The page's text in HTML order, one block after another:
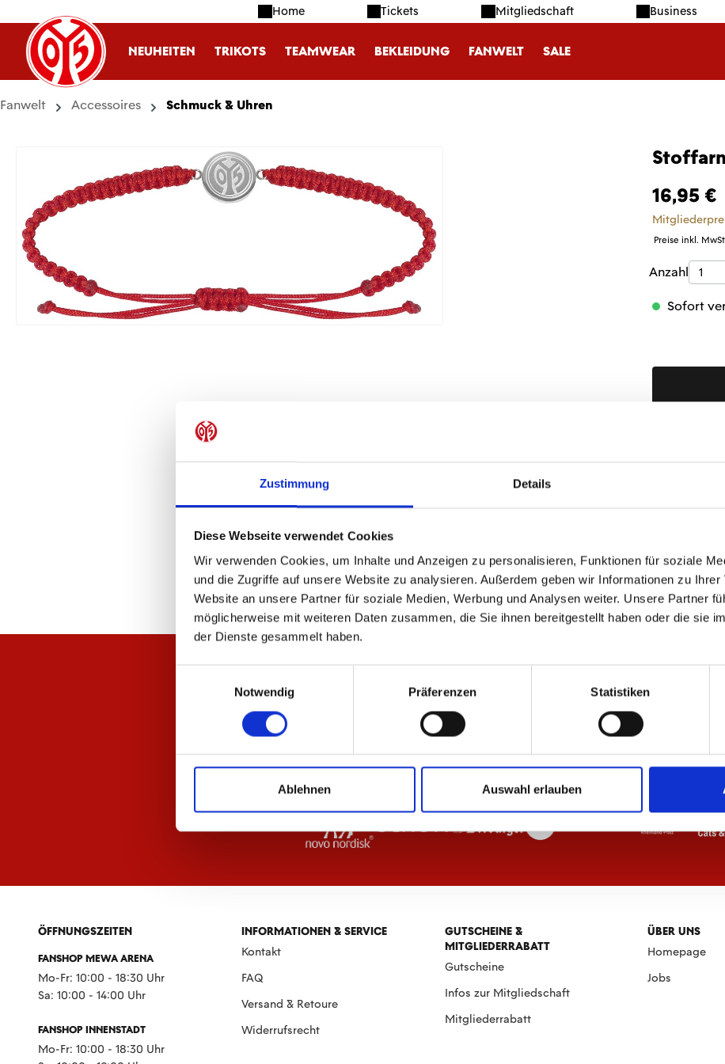
Zustimmung Details
Diese Webseite verwendet Cookies
Wir verwenden Cookies, um Inhalte und Anzeigen zu personalisieren, Funktionen für soziale
und die Zugriffe auf unsere Website zu analysieren. Außerdem geben wir Informationen zu Ihrer
Website an unsere Partner für soziale Medien, Werbung und Analysen weiter. Unsere Partner
möglicherweise mit weiteren Daten zusammen, die Sie ihnen bereitgestellt haben oder die sie
der Dienste gesammelt haben.
Notwendig
Präferenzen Statistiken
Ablehnen Auswahl erlauben
Hauptinhalt springen
Zur Suche springen
Zur Hauptnavigation springen Home Tickets Mitgliedschaft Business
NEUHEITEN TRIKOTS TEAMWEAR BEKLEIDUNG FANWELT SALE
Fanwelt Accessoires Schmuck & Uhren
16,95 €
Preise inkl.
Produkt
Anzahl
Sofort
ÖFFNUNGSZEITEN
FANSHOP MEWA ARENA
Mo-Fr: 10:00 - 18:30 Uhr
Sa: 10:00 - 14:00 Uhr
FANSHOP INNENSTADT
Mo-Fr: 10:00 - 18:30 Uhr
INFORMATIONEN & SERVICE
Kontakt
FAQ
Versand & Retoure
Widerrufsrecht
GUTSCHEINE &
MITGLIEDERRABATT
Gutscheine
Infos zur Mitgliedschaft
Mitgliederrabatt
ÜBER UNS
Homepage
Jobs